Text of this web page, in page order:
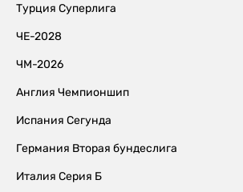
Турция Суперлига
ЧЕ-2028
ЧМ-2026
Англия Чемпионшип
Испания Сегунда
Германия Вторая бундеслига
Италия Серия Б